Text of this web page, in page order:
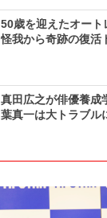
50歳を迎えたオー
怪我から奇跡の復活
真田広之が俳優養成
葉真一は大トラブル